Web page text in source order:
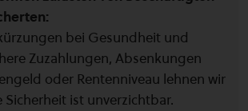
bei Gesundheit und
Zuzahlungen, Absenkungen
oder Rentenniveau lehnen wir
Sicherheit ist unverzichtbar.